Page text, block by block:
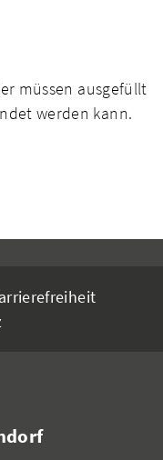
müssen ausgefüllt
werden kann.